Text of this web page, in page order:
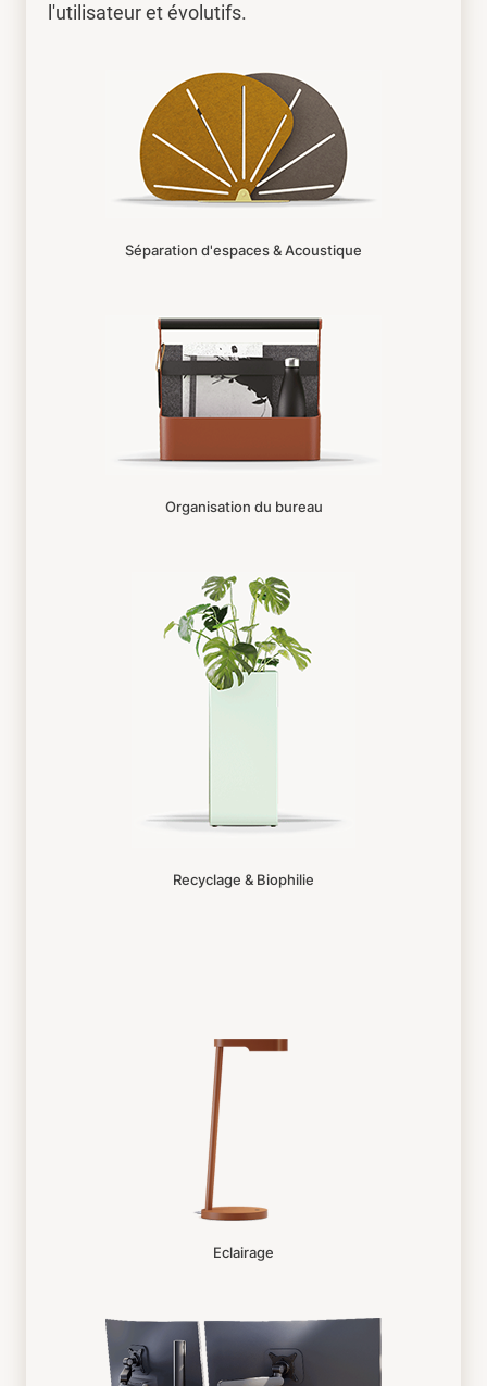
l'utilisateur et évolutifs.
Séparation d'espaces & Acoustique
Organisation du bureau
Recyclage & Biophilie
Eclairage